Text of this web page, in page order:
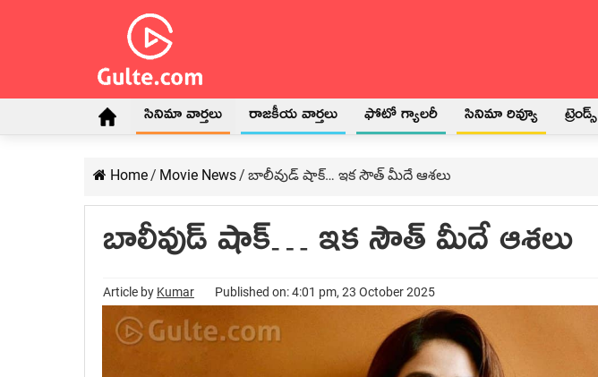
సినిమా వార్తలు రాజకీయ వార్తలు ఫోటో గ్యాలరీ సినిమా రివ్యూ ట్రెండ్స్
Home/ Movie News/ బాలీవుడ్ షాక్… ఇక సౌత్ మీదే ఆశలు
బాలీవుడ్ షాక్… ఇక సౌత్ మీదే ఆశలు
Article by Kumar Published on: 4:01 pm, 23 October 2025